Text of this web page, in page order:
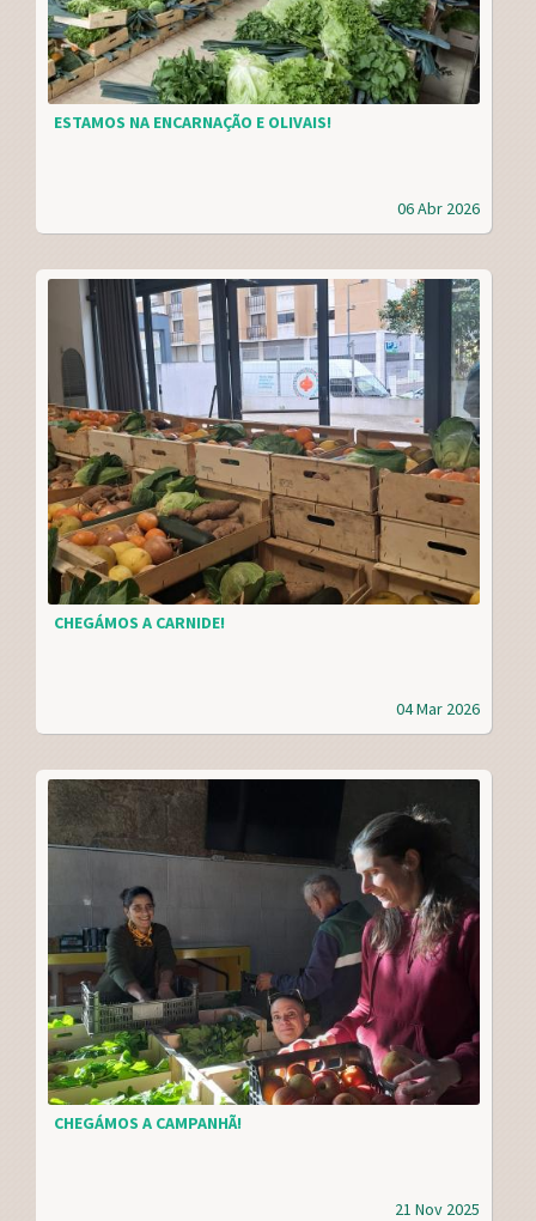
06 Abr 2026
ESTAMOS NA ENCARNAÇÃO E OLIVAIS!
04 Mar 2026
CHEGÁMOS A CARNIDE!
21 Nov 2025
CHEGÁMOS A CAMPANHÃ!